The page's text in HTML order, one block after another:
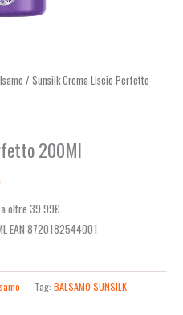
/ Sunsilk Crema Liscio Perfetto
200Ml
oltre 39.99€
EAN 8720182544001
Tag: BALSAMO SUNSILK